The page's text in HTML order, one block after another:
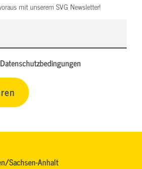
mit unserem SVG Newsletter!
Datenschutzbedingungen
Sachsen-Anhalt